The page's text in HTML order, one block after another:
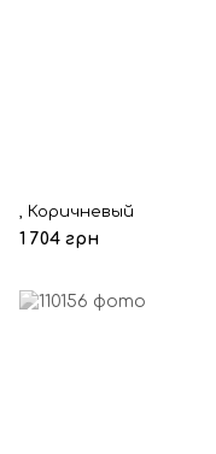
, Коричневый
1 704 грн